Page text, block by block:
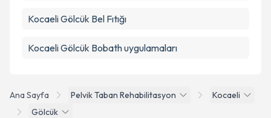
Ana Sayfa Pelvik Taban Rehabilitasyon
Kocaeli
Gölcük
Kocaeli Gölcük Bel Fıtığı
Kocaeli Gölcük Bobath uygulamaları